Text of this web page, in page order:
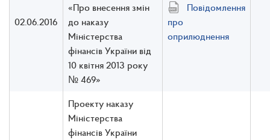
02.06.2016
«Про внесення змін
до наказу
Міністерства
фінансів України від
10 квітня 2013 року
№ 469»
Повідомлення
про
оприлюднення
Проекту наказу
Міністерства
фінансів України